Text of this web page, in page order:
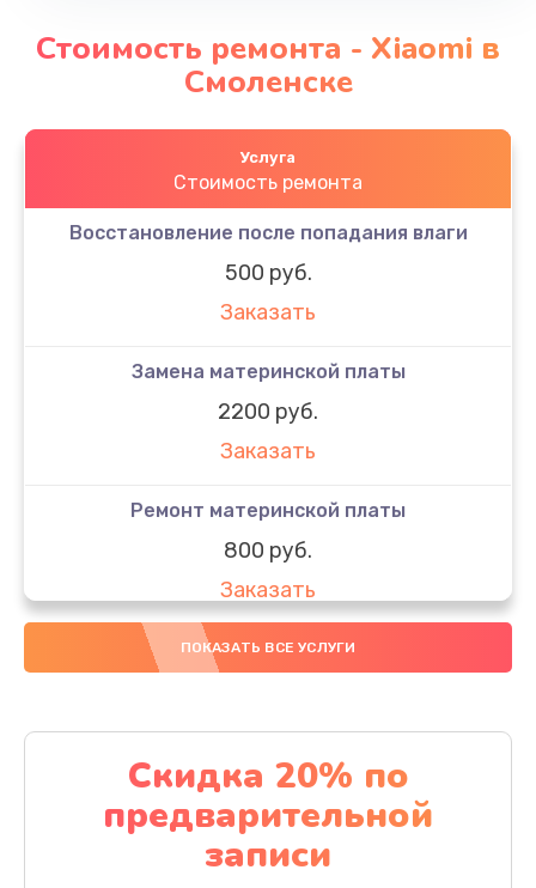
Стоимость ремонта - Xiaomi в
Смоленске
Услуга
Стоимость ремонта
Восстановление после попадания влаги
500 руб.
Заказать
Замена материнской платы
2200 руб.
Заказать
Ремонт материнской платы
800 руб.
Заказать
Настройка оптики, фокусировки
Заказать
Чистка оптики(линзоблока)
800 руб.
Заказать
ПОКАЗАТЬ ВСЕ УСЛУГИ
Скидка 20% по
предварительной
записи